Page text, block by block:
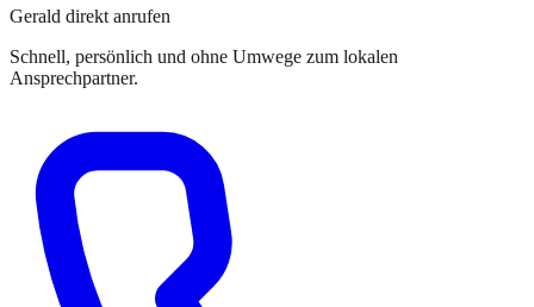
Gerald direkt anrufen
Schnell, persönlich und ohne Umwege zum lokalen
Ansprechpartner.